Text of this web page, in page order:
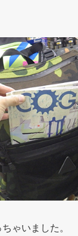
ゃいました。